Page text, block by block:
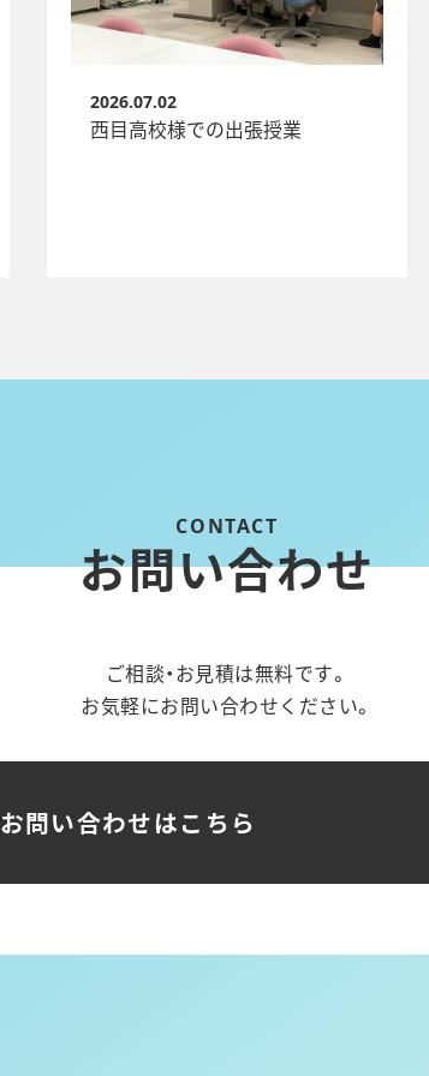
西目高校様での出張授業
2026.07.02
お問い合わせ
ご相談・お見積は無料です。
お気軽にお問い合わせください。
お問い合わせはこちら